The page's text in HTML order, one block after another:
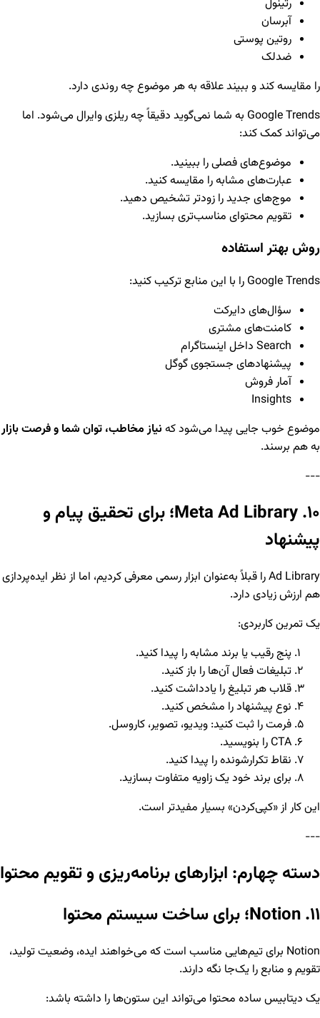
رتینول
آبرسان
روتین پوستی
ضدلک
را مقایسه کند و ببیند علاقه به هر موضوع چه روندی دارد.
Google Trends به شما نمی‌گوید دقیقاً چه ریلزی وایرال می‌شود. اما
می‌تواند کمک کند:
موضوع‌های فصلی را ببینید.
عبارت‌های مشابه را مقایسه کنید.
موج‌های جدید را زودتر تشخیص دهید.
تقویم محتوای مناسب‌تری بسازید.
روش بهتر استفاده
Google Trends را با این منابع ترکیب کنید:
سؤال‌های دایرکت
کامنت‌های مشتری
Search داخل اینستاگرام
پیشنهادهای جستجوی گوگل
آمار فروش
Insights
موضوع خوب جایی پیدا می‌شود که نیاز مخاطب، توان شما و فرصت بازار
به هم برسند.
---
۱۰. Meta Ad Library؛ برای تحقیق پیام و
پیشنهاد
Ad Library را قبلاً به‌عنوان ابزار رسمی معرفی کردیم، اما از نظر ایده‌پردازی
هم ارزش زیادی دارد.
یک تمرین کاربردی:
پنج رقیب یا برند مشابه را پیدا کنید.
تبلیغات فعال آن‌ها را باز کنید.
قلاب هر تبلیغ را یادداشت کنید.
نوع پیشنهاد را مشخص کنید.
فرمت را ثبت کنید: ویدیو، تصویر، کاروسل.
CTA را بنویسید.
نقاط تکرارشونده را پیدا کنید.
برای برند خود یک زاویه متفاوت بسازید.
این کار از «کپی‌کردن» بسیار مفیدتر است.
---
دسته چهارم: ابزارهای برنامه‌ریزی و تقویم محتوا
۱۱. Notion؛ برای ساخت سیستم محتوا
Notion برای تیم‌هایی مناسب است که می‌خواهند ایده، وضعیت تولید،
تقویم و منابع را یک‌جا نگه دارند.
یک دیتابیس ساده محتوا می‌تواند این ستون‌ها را داشته باشد: